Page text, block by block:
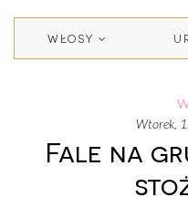
WŁOSY
wtorek,
Fale na